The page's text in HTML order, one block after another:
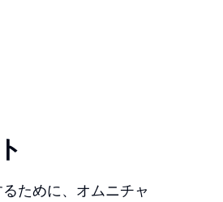
ために、オムニチャ